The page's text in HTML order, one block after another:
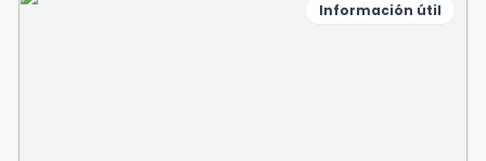
Información útil